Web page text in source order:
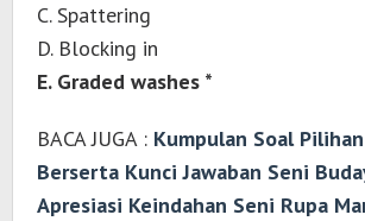
C. Spattering
D. Blocking in
E. Graded washes *
BACA JUGA : Kumpulan Soal
Berserta Kunci Jawaban Seni
Apresiasi Keindahan Seni Rupa